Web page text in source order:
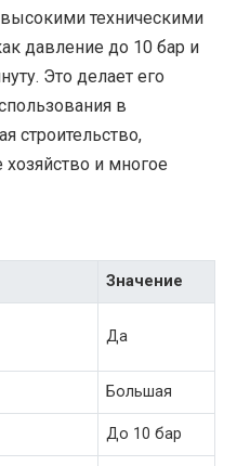
техническими
давление до 10 бар и
Это делает его
в
строительство,
и многое
Значение
Да
Большая
До 10 бар